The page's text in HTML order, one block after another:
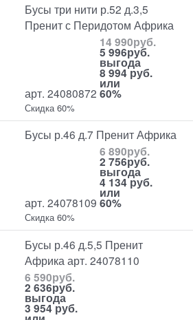
Бусы три нити р.52 д.3,5
Пренит с Перидотом Африка
арт. 24080872
14 990руб.
5 996руб.
выгода
8 994 руб.
или
60%
Скидка 60%
Бусы р.46 д.7 Пренит Африка
арт. 24078109
6 890руб.
2 756руб.
выгода
4 134 руб.
или
60%
Скидка 60%
Бусы р.46 д.5,5 Пренит
Африка арт. 24078110
6 590руб.
2 636руб.
выгода
3 954 руб.